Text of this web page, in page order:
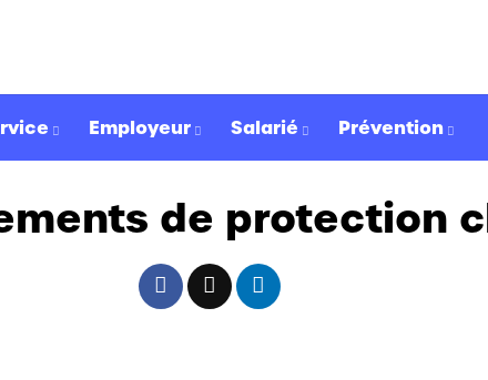
Employeur Salarié Prévention
de protection